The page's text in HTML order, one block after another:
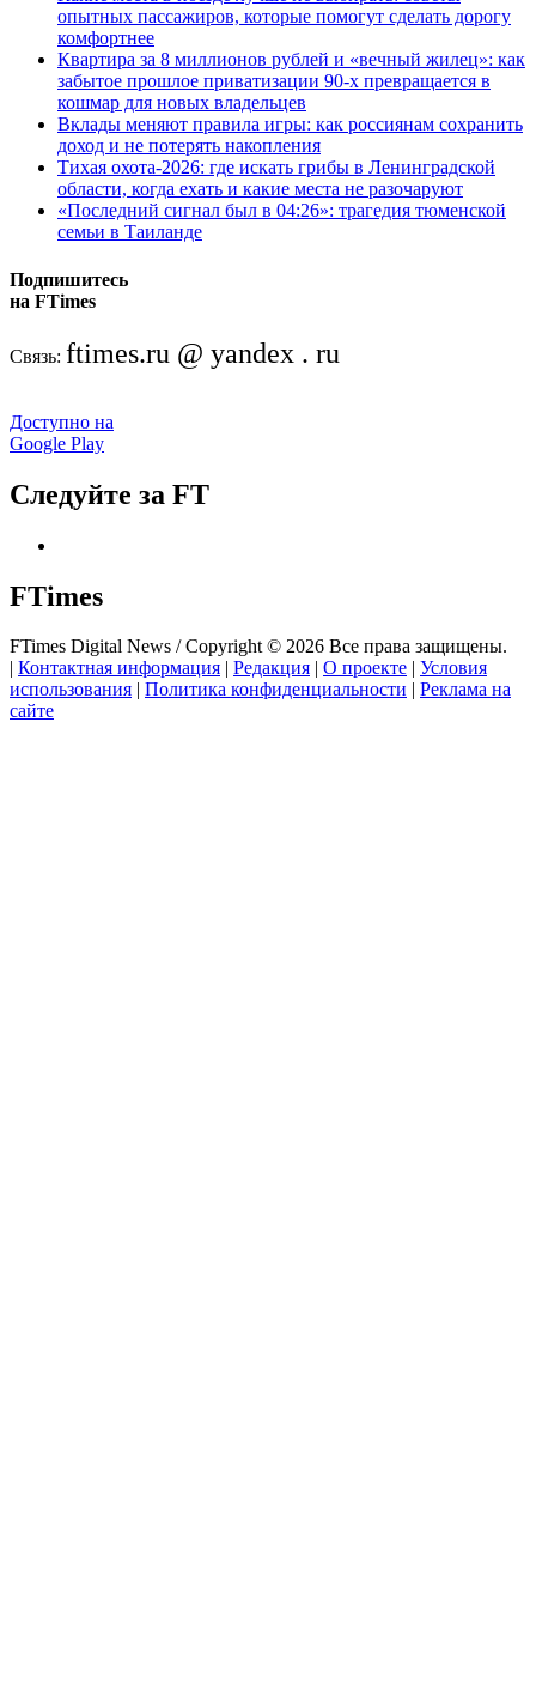
опытных пассажиров, которые помогут сделать дорогу
комфортнее
Квартира за 8 миллионов рублей и «вечный жилец»: как
забытое прошлое приватизации 90-х превращается в
кошмар для новых владельцев
Вклады меняют правила игры: как россиянам сохранить
доход и не потерять накопления
Тихая охота-2026: где искать грибы в Ленинградской
области, когда ехать и какие места не разочаруют
«Последний сигнал был в 04:26»: трагедия тюменской
семьи в Таиланде
Подпишитесь
на FTimes
Связь: ftimes.ru @ yandex . ru
Доступно на
Google Play
Следуйте за FT
FTimes
FTimes Digital News / Copyright © 2026 Все права защищены.
Контактная информация Редакция О проекте
Условия
использования
Политика конфиденциальности
Реклама на
сайте